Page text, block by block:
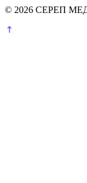
© 2026 СЕРЕП